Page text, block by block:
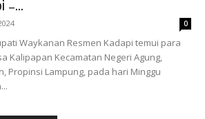
–...
0
Waykanan Resmen Kadapi temui para
Kalipapan Kecamatan Negeri Agung,
Propinsi Lampung, pada hari Minggu